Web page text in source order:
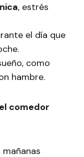
, estrés
el día que
como
hambre.
comedor